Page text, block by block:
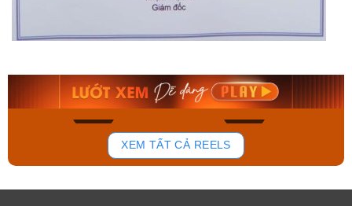
154
Orient Nam RA-
Mua ngay
Casio Nam MTS-
Mua ngay
XEM TẤT CẢ REELS